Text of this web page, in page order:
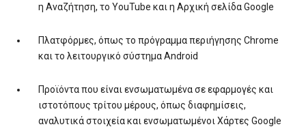
η Αναζήτηση, το YouTube και η Αρχική σελίδα Google
Πλατφόρμες, όπως το πρόγραμμα περιήγησης Chrome
και το λειτουργικό σύστημα Android
Προϊόντα που είναι ενσωματωμένα σε εφαρμογές και
ιστοτόπους τρίτου μέρους, όπως διαφημίσεις,
αναλυτικά στοιχεία και ενσωματωμένοι Χάρτες Google